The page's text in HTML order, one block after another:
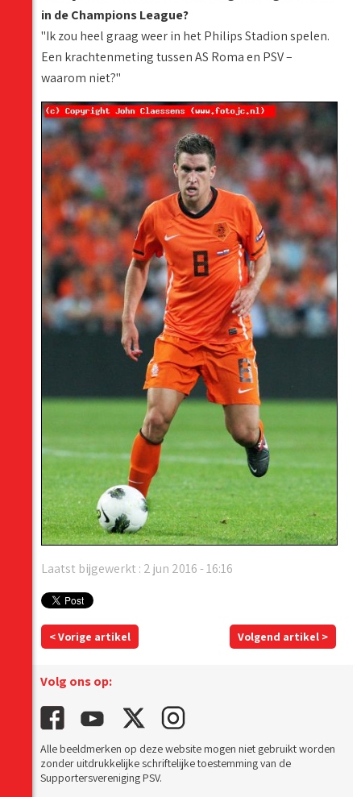
in de Champions League?
"Ik zou heel graag weer in het Philips Stadion spelen.
Een krachtenmeting tussen AS Roma en PSV –
waarom niet?"
Laatst bijgewerkt : 2 jun 2016 - 16:16
< Vorige artikel Volgend artikel >
Volg ons op:
Alle beeldmerken op deze website mogen niet gebruikt worden
zonder uitdrukkelijke schriftelijke toestemming van de
Supportersvereniging PSV.